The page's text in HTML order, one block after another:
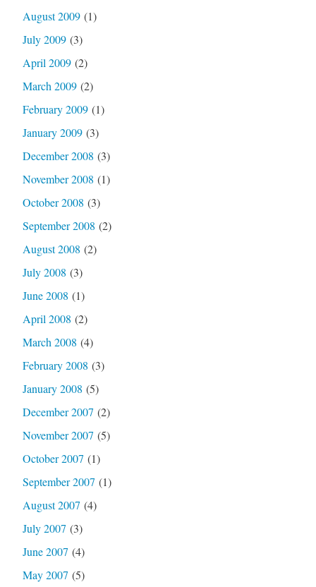
August 2009(1)
July 2009(3)
April 2009(2)
March 2009(2)
February 2009(1)
January 2009(3)
December 2008 (3)
November 2008 (1)
October 2008 (3)
September 2008 (2)
August 2008 (2)
July 2008 (3)
June 2008 (1)
April 2008 (2)
March 2008 (4)
February 2008 (3)
January 2008 (5)
December 2007 (2)
November 2007 (5)
October 2007 (1)
September 2007 (1)
August 2007 (4)
July 2007 (3)
June 2007 (4)
May 2007 (5)